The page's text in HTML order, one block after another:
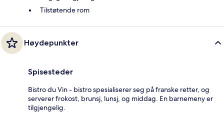
Tilstøtende rom
Høydepunkter
Spisesteder
Bistro du Vin - bistro spesialiserer seg på franske retter, og
serverer frokost, brunsj, lunsj, og middag. En barnemeny er
tilgjengelig.